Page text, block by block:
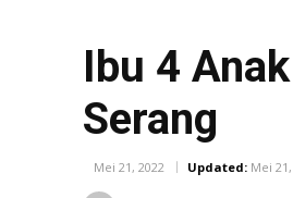
Ibu 4
Serang
Mei 21, 2022 Updated: Mei